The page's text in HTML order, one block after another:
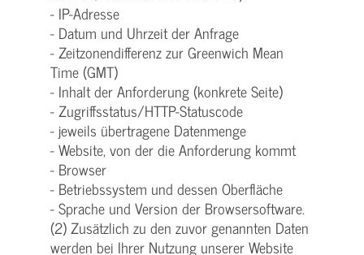
- IP-Adresse
- Datum und Uhrzeit der Anfrage
- Zeitzonendifferenz zur Greenwich Mean
Time (GMT)
- Inhalt der Anforderung (konkrete Seite)
- Zugriffsstatus/HTTP-Statuscode
- jeweils übertragene Datenmenge
- Website, von der die Anforderung kommt
- Browser
- Betriebssystem und dessen Oberfläche
- Sprache und Version der Browsersoftware.
(2) Zusätzlich zu den zuvor genannten Daten
werden bei Ihrer Nutzung unserer Website